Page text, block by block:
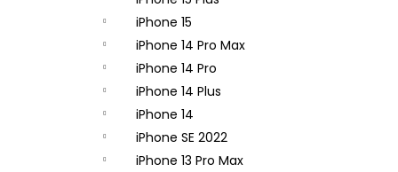
iPhone 15
iPhone 14 Pro Max
iPhone 14 Pro
iPhone 14 Plus
iPhone 14
iPhone SE 2022
iPhone 13 Pro Max
APPLE IPHONE 14 PRO - ZADNÁ KAMERA
- ORIGINAL APPLE
65,90 €